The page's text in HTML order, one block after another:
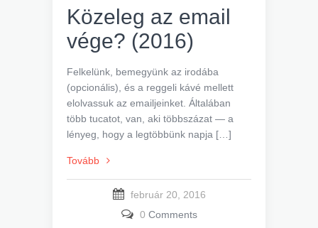
Közeleg az email
vége? (2016)
Felkelünk, bemegyünk az irodába
(opcionális), és a reggeli kávé mellett
elolvassuk az emailjeinket. Általában
több tucatot, van, aki többszázat — a
lényeg, hogy a legtöbbünk napja […]
Tovább
február 20, 2016
0 Comments